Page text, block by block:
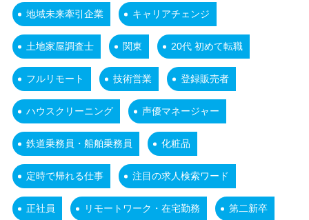
地域未来牽引企業 キャリアチェンジ
土地家屋調査士 関東 20代 初めて転職
フルリモート 技術営業 登録販売者
ハウスクリーニング 声優マネージャー
鉄道乗務員・船舶乗務員 化粧品
定時で帰れる仕事 注目の求人検索ワード
正社員 リモートワーク・在宅勤務 第二新卒